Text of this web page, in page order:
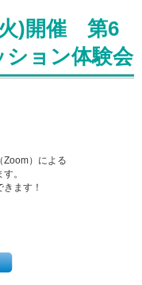
)開催 第6
ション体験会
Zoom）による
。
ます！